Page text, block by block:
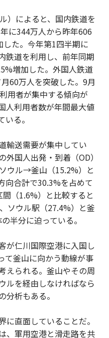
）によると、国内鉄道を
に344万人から昨年606
た。今年第1四半期に
鉄道を利用し、前年同期
増加した。外国人鉄道
60万人を突破した。9月
用者が集中する傾向が
人利用者数が年間最大値
る。
輸送需要が集中してい
国人出発・到着（OD）
ウル→釜山（15.2%）と
合計で30.3%を占めて
（1.6%）と比較すると
ソウル駅（27.4%）と釜
半分に迫っている。
が仁川国際空港に入国し
て釜山に向かう動線が事
えられる。釜山やその周
ルを経由しなければなら
分析もある。
直面していることだ。
、軍用空港と滑走路を共